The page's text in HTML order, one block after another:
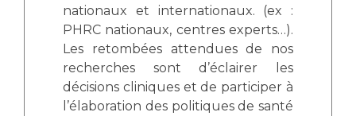
nationaux et internationaux. (ex :
PHRC nationaux, centres experts…).
Les retombées attendues de nos
recherches sont d’éclairer les
décisions cliniques et de participer à
l’élaboration des politiques de santé